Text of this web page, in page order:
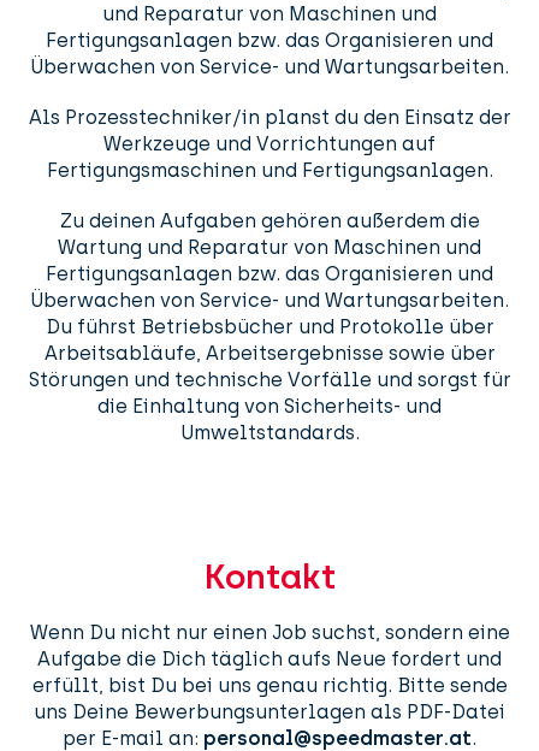
und Reparatur von Maschinen und
Fertigungsanlagen bzw. das Organisieren und
Überwachen von Service- und Wartungsarbeiten.
Als Prozesstechniker/in planst du den Einsatz der
Werkzeuge und Vorrichtungen auf
Fertigungsmaschinen und Fertigungsanlagen.
Zu deinen Aufgaben gehören außerdem die
Wartung und Reparatur von Maschinen und
Fertigungsanlagen bzw. das Organisieren und
Überwachen von Service- und Wartungsarbeiten.
Du führst Betriebsbücher und Protokolle über
Arbeitsabläufe, Arbeitsergebnisse sowie über
Störungen und technische Vorfälle und sorgst für
die Einhaltung von Sicherheits- und
Umweltstandards.
Kontakt
Wenn Du nicht nur einen Job suchst, sondern eine
Aufgabe die Dich täglich aufs Neue fordert und
erfüllt, bist Du bei uns genau richtig. Bitte sende
uns Deine Bewerbungsunterlagen als PDF-Datei
per E-mail an: personal@speedmaster.at.